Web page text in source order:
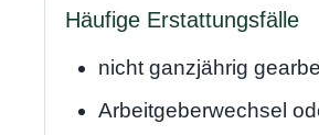
Häufige Erstattungsfälle
nicht ganzjährig
Arbeitgeberwechsel